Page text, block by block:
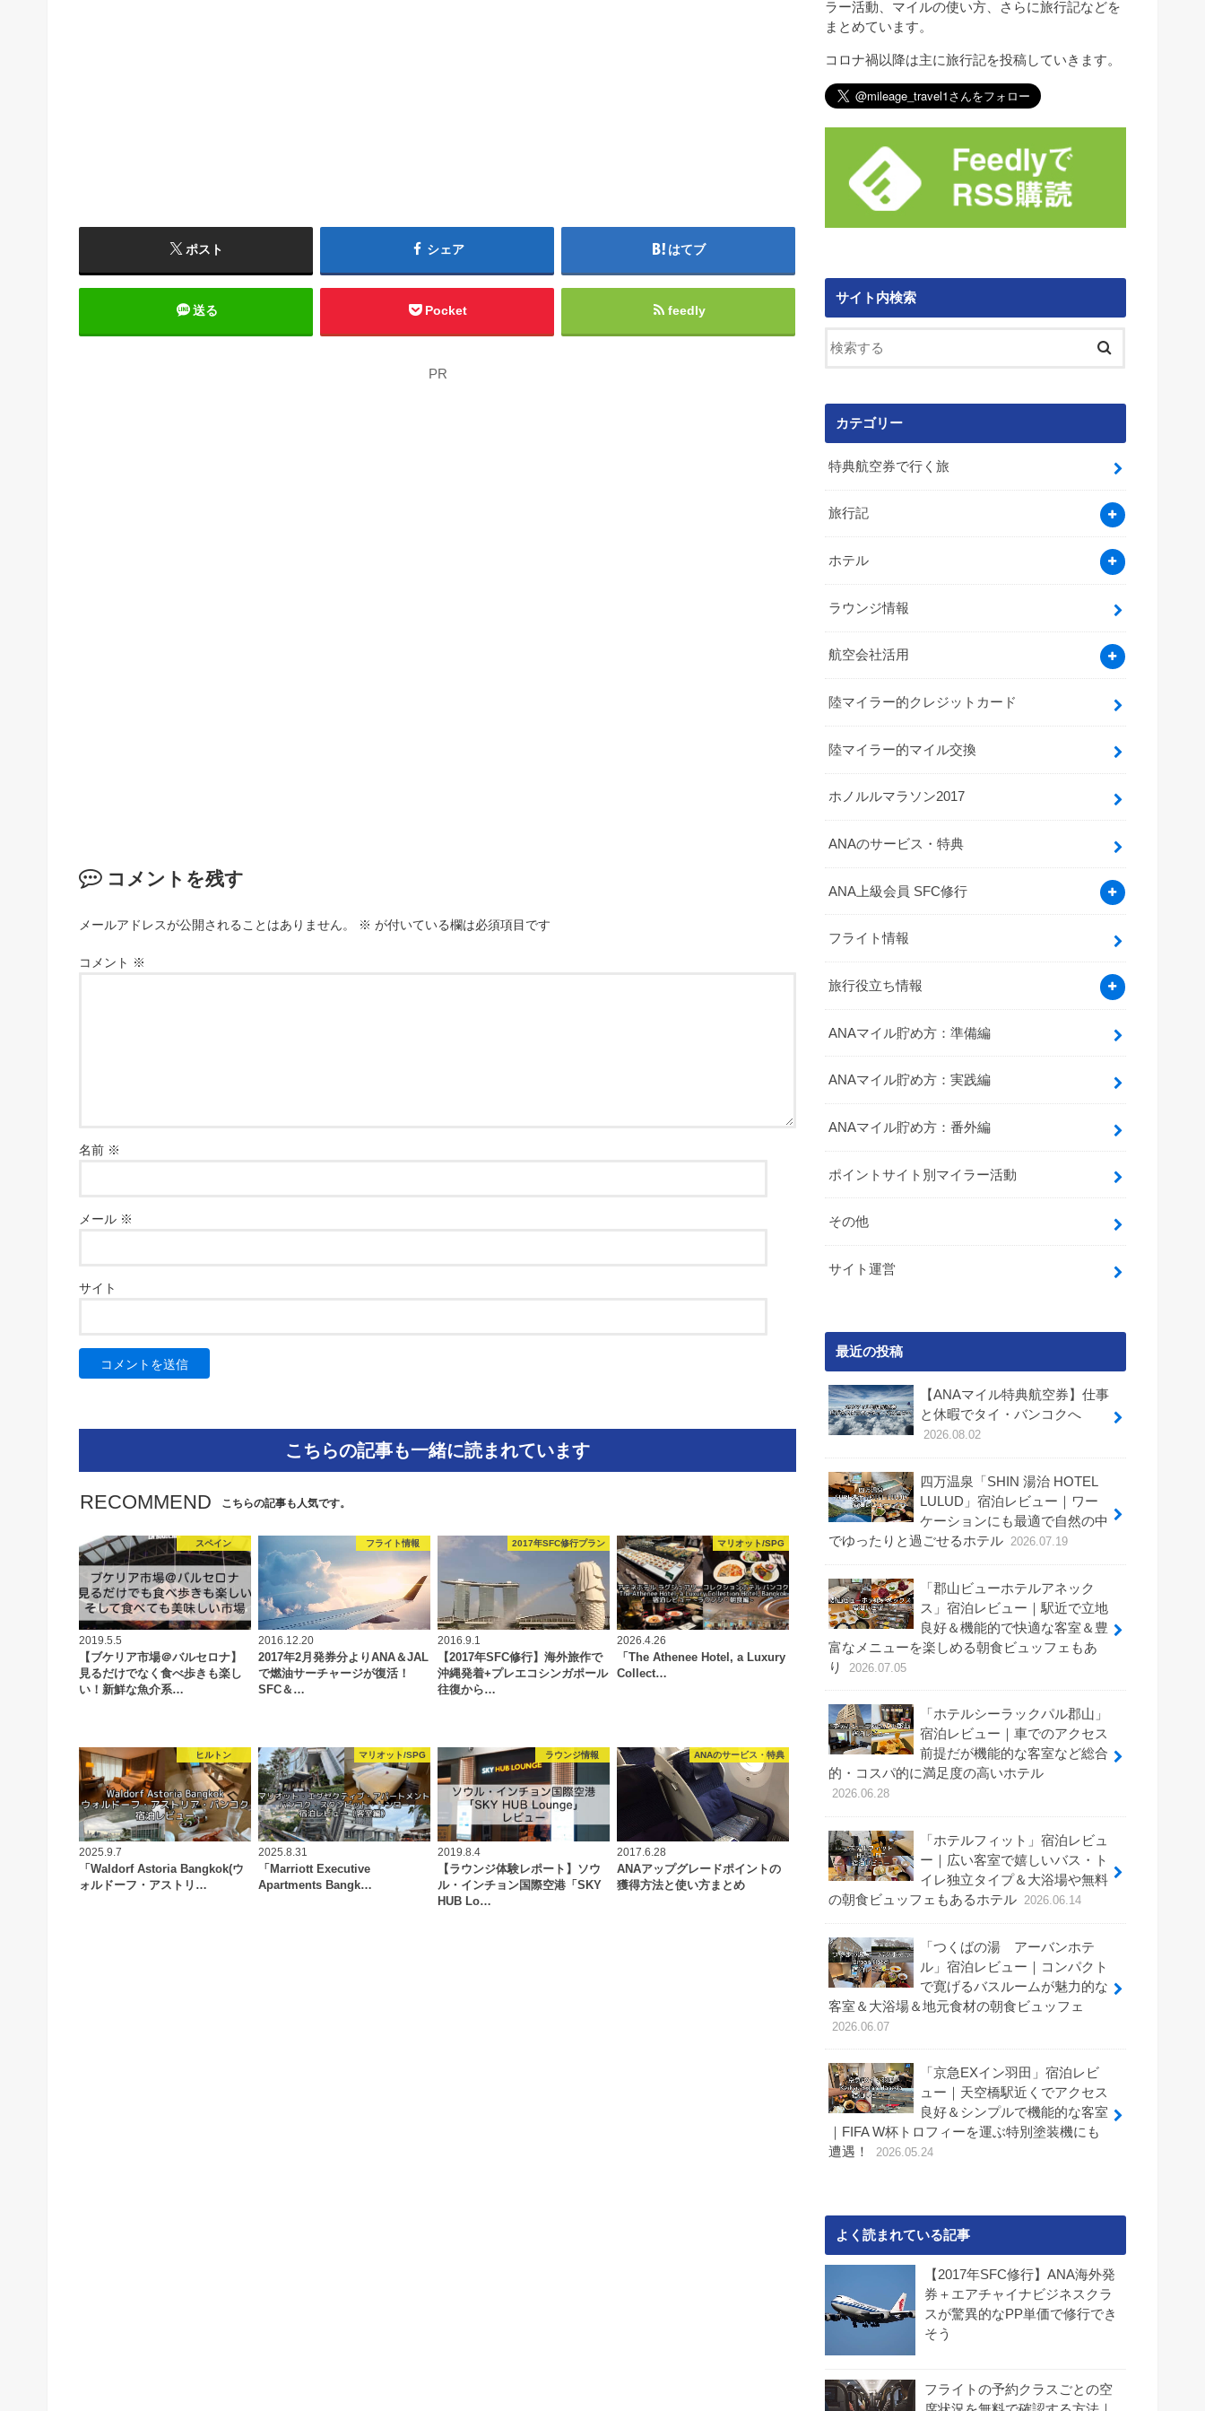
ポスト シェア はてブ
送る Pocket feedly
PR
コメントを残す
メールアドレスが公開されることはありません。 ※ が付いている欄は必須項目です
コメント ※
名前 ※
メール ※
サイト
こちらの記事も一緒に読まれています
RECOMMEND こちらの記事も人気です。
スペイン
2019.5.5
【ブケリア市場＠バルセロナ】
見るだけでなく食べ歩きも楽し
い！新鮮な魚介系…
フライト情報
2016.12.20
2017年2月発券分よりANA＆JAL
で燃油サーチャージが復活！
SFC＆…
2017年SFC修行プラン
2016.9.1
【2017年SFC修行】海外旅作で
沖縄発着+プレエコシンガポール
往復から…
マリオット/SPG
2026.4.26
「The Athenee Hotel, a Luxury
Collect…
ヒルトン
2025.9.7
「Waldorf Astoria Bangkok(ウ
ォルドーフ・アストリ…
マリオット/SPG
2025.8.31
「Marriott Executive
Apartments Bangk…
ラウンジ情報
2019.8.4
【ラウンジ体験レポート】ソウ
ル・インチョン国際空港「SKY
HUB Lo…
ANAのサービス・特典
2017.6.28
ANAアップグレードポイントの
獲得方法と使い方まとめ
ラー活動、マイルの使い方、さらに旅行記などを
まとめています。
コロナ禍以降は主に旅行記を投稿していきます。
サイト内検索
カテゴリー
特典航空券で行く旅
旅行記
ホテル
ラウンジ情報
航空会社活用
陸マイラー的クレジットカード
陸マイラー的マイル交換
ホノルルマラソン2017
ANAのサービス・特典
ANA上級会員 SFC修行
フライト情報
旅行役立ち情報
ANAマイル貯め方：準備編
ANAマイル貯め方：実践編
ANAマイル貯め方：番外編
ポイントサイト別マイラー活動
その他
サイト運営
最近の投稿
【ANAマイル特典航空券】仕事
と休暇でタイ・バンコクへ
2026.08.02
四万温泉「SHIN 湯治 HOTEL
LULUD」宿泊レビュー｜ワー
ケーションにも最適で自然の中
でゆったりと過ごせるホテル 2026.07.19
「郡山ビューホテルアネック
ス」宿泊レビュー｜駅近で立地
良好＆機能的で快適な客室＆豊
富なメニューを楽しめる朝食ビュッフェもあ
り
2026.07.05
「ホテルシーラックパル郡山」
宿泊レビュー｜車でのアクセス
前提だが機能的な客室など総合
的・コスパ的に満足度の高いホテル
2026.06.28
「ホテルフィット」宿泊レビュ
ー｜広い客室で嬉しいバス・ト
イレ独立タイプ＆大浴場や無料
の朝食ビュッフェもあるホテル 2026.06.14
「つくばの湯 アーバンホテ
ル」宿泊レビュー｜コンパクト
で寛げるバスルームが魅力的な
客室＆大浴場＆地元食材の朝食ビュッフェ
2026.06.07
「京急EXイン羽田」宿泊レビ
ュー｜天空橋駅近くでアクセス
良好＆シンプルで機能的な客室
｜FIFA W杯トロフィーを運ぶ特別塗装機にも
遭遇！
2026.05.24
よく読まれている記事
【2017年SFC修行】ANA海外発
券＋エアチャイナビジネスクラ
スが驚異的なPP単価で修行でき
そう
フライトの予約クラスごとの空